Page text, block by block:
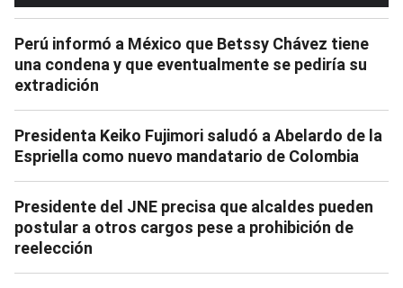
Perú informó a México que Betssy Chávez tiene
una condena y que eventualmente se pediría su
extradición
Presidenta Keiko Fujimori saludó a Abelardo de la
Espriella como nuevo mandatario de Colombia
Presidente del JNE precisa que alcaldes pueden
postular a otros cargos pese a prohibición de
reelección